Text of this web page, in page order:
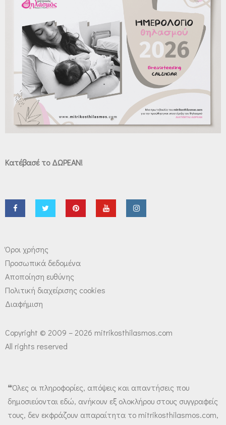
Κατέβασέ το ΔΩΡΕΑΝ!
Όροι χρήσης
Προσωπικά δεδομένα
Αποποίηση ευθύνης
Πολιτική διαχείρισης cookies
Διαφήμιση
Copyright © 2009 – 2026 mitrikosthilasmos.com
All rights reserved
❝Όλες οι πληροφορίες, απόψεις και απαντήσεις που
δημοσιεύονται εδώ, ανήκουν εξ ολοκλήρου στους συγγραφείς
τους, δεν εκφράζουν απαραίτητα το mitrikosthilasmos.com,